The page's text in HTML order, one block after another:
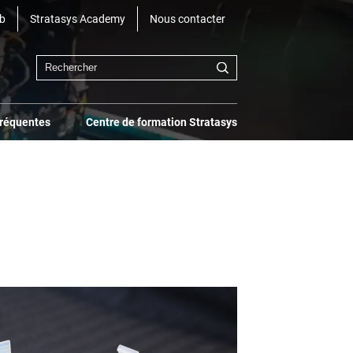
Stratasys Academy Nous contacter
Centre de formation Stratasys